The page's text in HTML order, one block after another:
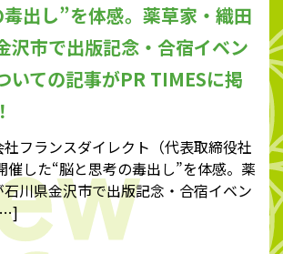
出し”を体感。薬草家・織田
沢市で出版記念・合宿イベン
いての記事がPR TIMESに掲
フランスダイレクト（代表取締役社
催した“脳と思考の毒出し”を体感。薬
川県金沢市で出版記念・合宿イベン